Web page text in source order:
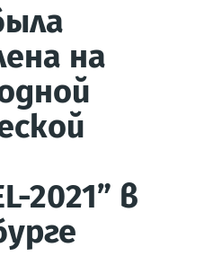
на
2021” в